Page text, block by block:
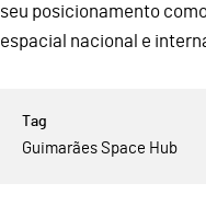
seu posicionamento
espacial nacional e
Guimarães Space Hub